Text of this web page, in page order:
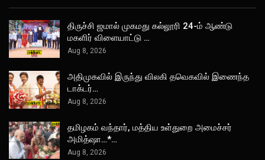
திருச்சி ஜமால் முகமது கல்லூரி 24-ம் ஆண்டு
மகளிர் விளையாட்டு …
Aug 8, 2026
அதிமுகவில் இருந்து விலகி தவெகவில் இணைந்த
டாக்டர்…
Aug 8, 2026
தமிழகம் வந்தார், மத்திய உள்துறை அமைச்சர்
அமித்ஷா…*…
Aug 8, 2026